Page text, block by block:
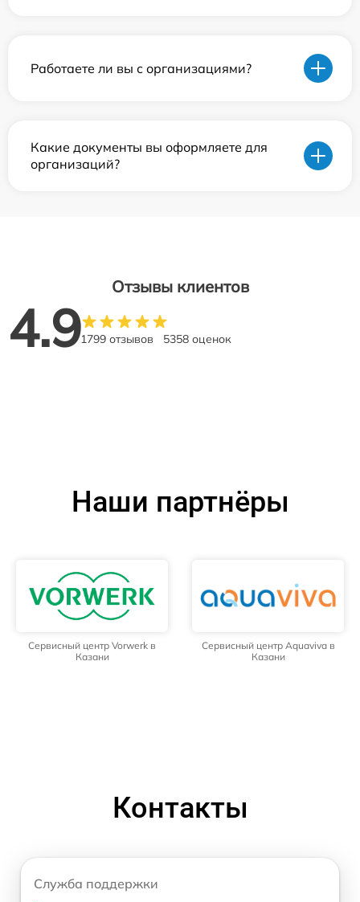
Работаете ли вы с организациями?
Какие документы вы оформляете для
организаций?
Отзывы клиентов
4.91799 отзывов 5358 оценок
Наши партнёры
Сервисный центр Vorwerk в
Казани
Сервисный центр Aquaviva в
Казани
Контакты
Служба поддержки